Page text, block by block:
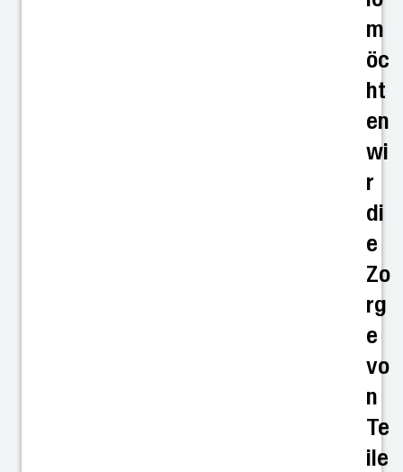
m
öc
ht
en
wi
r
di
e
Zo
rg
e
vo
n
Te
ile